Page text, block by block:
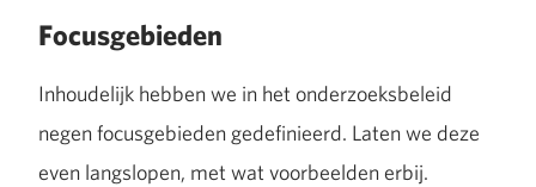
Focusgebieden
Inhoudelijk hebben we in het onderzoeksbeleid
negen focusgebieden gedefinieerd. Laten we deze
even langslopen, met wat voorbeelden erbij.